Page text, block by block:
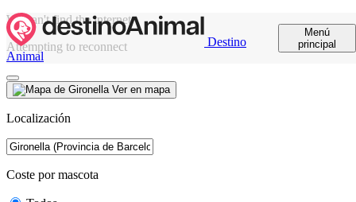
Destino
Animal
Menú
principal
We can't find the internet
Attempting to reconnect
Ver en mapa
Localización
Coste por mascota